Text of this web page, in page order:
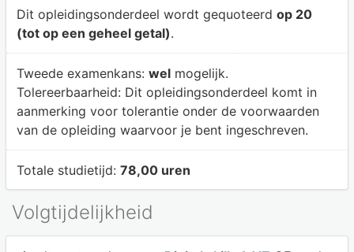
Dit opleidingsonderdeel wordt gequoteerd op 20
(tot op een geheel getal).
Tweede examenkans: welmogelijk.
Tolereerbaarheid: Dit opleidingsonderdeel komt in
aanmerking voor tolerantie onder de voorwaarden
van de opleiding waarvoor je bent ingeschreven.
Totale studietijd: 78,00 uren
Volgtijdelijkheid